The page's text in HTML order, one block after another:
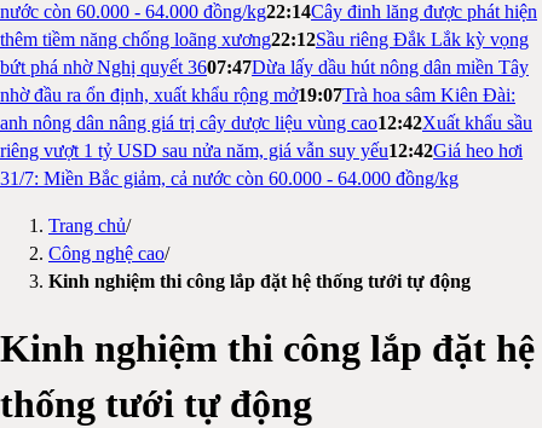
nước còn 60.000 - 64.000 đồng/kg22:14Cây đinh lăng được phát hiện
thêm tiềm năng chống loãng xương22:12Sầu riêng Đắk Lắk kỳ vọng
bứt phá nhờ Nghị quyết 3607:47Dừa lấy dầu hút nông dân miền Tây
nhờ đầu ra ổn định, xuất khẩu rộng mở19:07Trà hoa sâm Kiên Đài:
anh nông dân nâng giá trị cây dược liệu vùng cao12:42Xuất khẩu sầu
riêng vượt 1 tỷ USD sau nửa năm, giá vẫn suy yếu12:42Giá heo hơi
31/7: Miền Bắc giảm, cả nước còn 60.000 - 64.000 đồng/kg
Trang chủ/
Công nghệ cao/
Kinh nghiệm thi công lắp đặt hệ thống tưới tự động
Kinh nghiệm thi công lắp đặt hệ
thống tưới tự động